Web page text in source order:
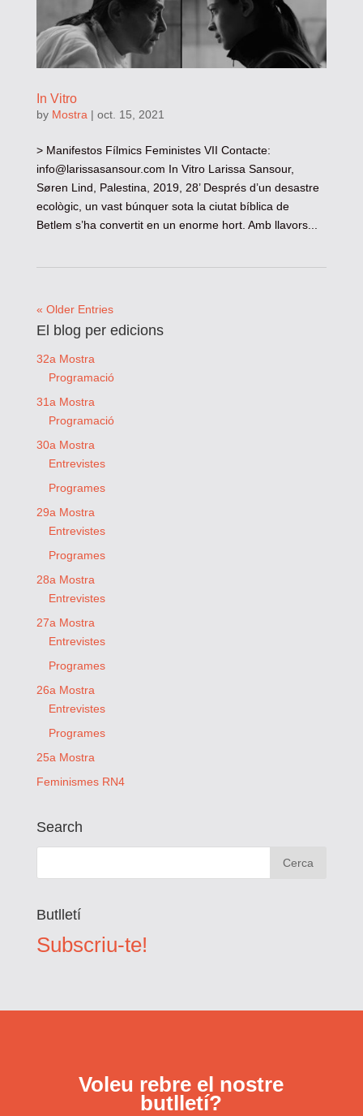
In Vitro
by Mostra | oct. 15, 2021
> Manifestos Fílmics Feministes VII Contacte:
info@larissasansour.com In Vitro Larissa Sansour,
Søren Lind, Palestina, 2019, 28’ Després d’un desastre
ecològic, un vast búnquer sota la ciutat bíblica de
Betlem s’ha convertit en un enorme hort. Amb llavors...
« Older Entries
El blog per edicions
32a Mostra
Programació
31a Mostra
Programació
30a Mostra
Entrevistes
Programes
29a Mostra
Entrevistes
Programes
28a Mostra
Entrevistes
27a Mostra
Entrevistes
Programes
26a Mostra
Entrevistes
Programes
25a Mostra
Feminismes RN4
Search
Butlletí
Subscriu-te!
Voleu rebre el nostre
butlletí?